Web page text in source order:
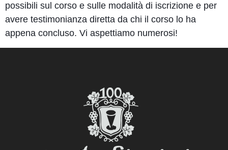
possibili sul corso e sulle modalità di iscrizione e per
avere testimonianza diretta da chi il corso lo ha
appena concluso. Vi aspettiamo numerosi!